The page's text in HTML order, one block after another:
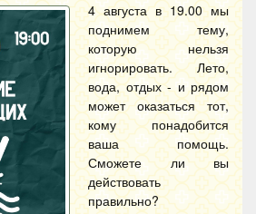
4 августа в 19.00 мы
поднимем тему,
которую нельзя
игнорировать. Лето,
вода, отдых - и рядом
может оказаться тот,
кому понадобится
ваша помощь.
Сможете ли вы
действовать
правильно?